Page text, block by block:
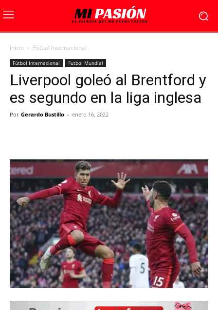
Inicio Fútbol Internacional
Fútbol Internacional Futbol Mundial
Liverpool goleó al Brentford y
es segundo en la liga inglesa
Por Gerardo Bustillo - enero 16, 2022